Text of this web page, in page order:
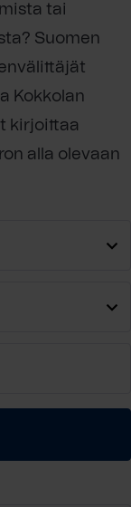
tai
Suomen
Kokkolan
kirjoittaa
alla olevaan